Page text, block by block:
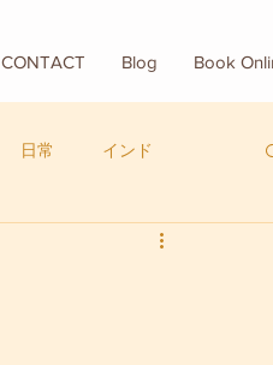
CONTACT Blog Book
日常 インド